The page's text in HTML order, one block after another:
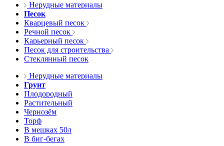
Нерудные материалы
Песок
Кварцевый песок
Речной песок
Карьерный песок
Песок для строительства
Стеклянный песок
Нерудные материалы
Грунт
Плодородный
Растительный
Чернозём
Торф
В мешках 50л
В биг-бегах